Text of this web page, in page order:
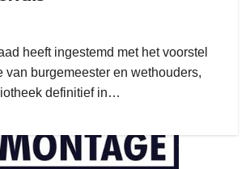
heeft ingestemd met het voorstel
van burgemeester en wethouders,
definitief in…